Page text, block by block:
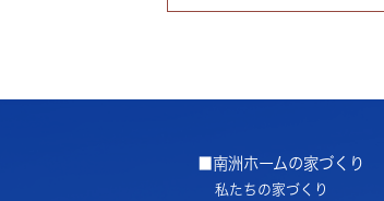
■南洲ホームの家づくり
私たちの家づくり